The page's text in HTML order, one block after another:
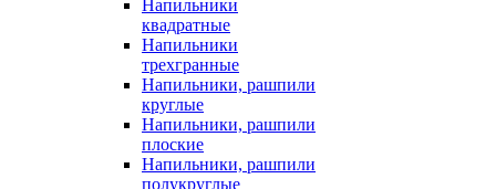
Напильники
квадратные
Напильники
трехгранные
Напильники, рашпили
круглые
Напильники, рашпили
плоские
Напильники, рашпили
полукруглые